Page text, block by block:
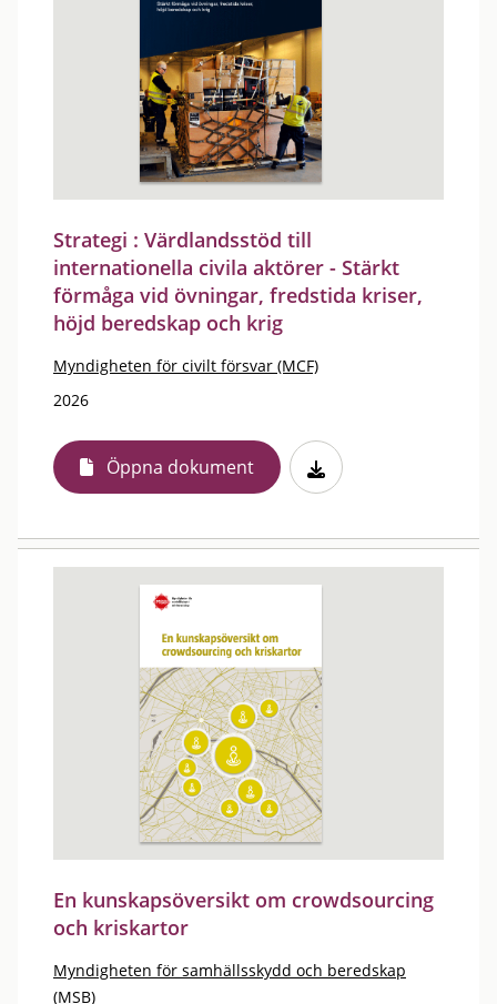
Strategi : Värdlandsstöd till
internationella civila aktörer - Stärkt
förmåga vid övningar, fredstida kriser,
höjd beredskap och krig
Myndigheten för civilt försvar (MCF)
2026
Öppna dokument
En kunskapsöversikt om crowdsourcing
och kriskartor
Myndigheten för samhällsskydd och beredskap
(MSB)